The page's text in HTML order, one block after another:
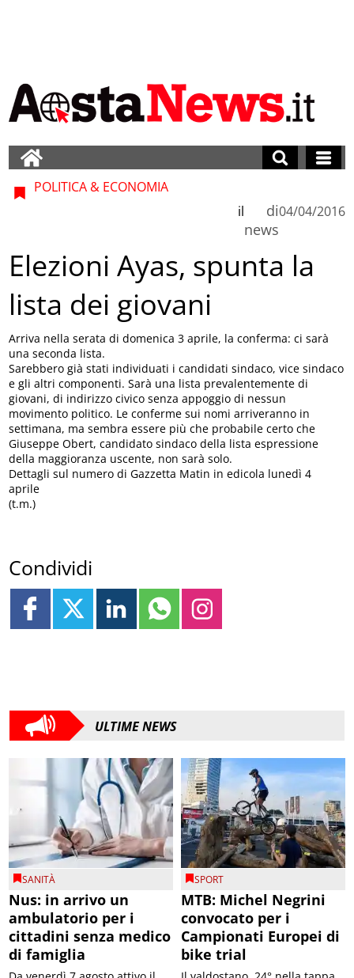
POLITICA & ECONOMIA
di
news
il 04/04/2016
Elezioni Ayas, spunta la
lista dei giovani
Arriva nella serata di domenica 3 aprile, la conferma: ci sarà
una seconda lista.
Sarebbero già stati individuati i candidati sindaco, vice sindaco
e gli altri componenti. Sarà una lista prevalentemente di
giovani, di indirizzo civico senza appoggio di nessun
movimento politico. Le conferme sui nomi arriveranno in
settimana, ma sembra essere più che probabile certo che
Giuseppe Obert, candidato sindaco della lista espressione
della maggioranza uscente, non sarà solo.
Dettagli sul numero di Gazzetta Matin in edicola lunedì 4
aprile
(t.m.)
Condividi
ULTIME NEWS
SANITÀ
Nus: in arrivo un
ambulatorio per i
cittadini senza medico
di famiglia
SPORT
MTB: Michel Negrini
convocato per i
Campionati Europei di
bike trial